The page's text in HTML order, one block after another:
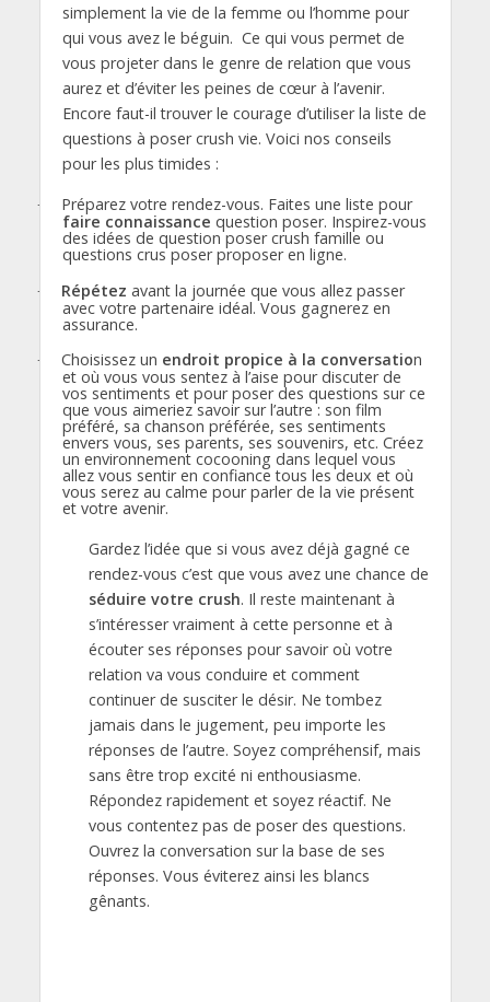
simplement la vie de la femme ou l’homme pour
qui vous avez le béguin. Ce qui vous permet de
vous projeter dans le genre de relation que vous
aurez et d’éviter les peines de cœur à l’avenir.
Encore faut-il trouver le courage d’utiliser la liste de
questions à poser crush vie. Voici nos conseils
pour les plus timides :
·
Préparez votre rendez-vous. Faites une liste pour
faire connaissance question poser. Inspirez-vous
des idées de question poser crush famille ou
questions crus poser proposer en ligne.
· Répétez avant la journée que vous allez passer
avec votre partenaire idéal. Vous gagnerez en
assurance.
· Choisissez un endroit propice à la conversation
et où vous vous sentez à l’aise pour discuter de
vos sentiments et pour poser des questions sur ce
que vous aimeriez savoir sur l’autre : son film
préféré, sa chanson préférée, ses sentiments
envers vous, ses parents, ses souvenirs, etc. Créez
un environnement cocooning dans lequel vous
allez vous sentir en confiance tous les deux et où
vous serez au calme pour parler de la vie présent
et votre avenir.
Gardez l’idée que si vous avez déjà gagné ce
rendez-vous c’est que vous avez une chance de
séduire votre crush. Il reste maintenant à
s’intéresser vraiment à cette personne et à
écouter ses réponses pour savoir où votre
relation va vous conduire et comment
continuer de susciter le désir. Ne tombez
jamais dans le jugement, peu importe les
réponses de l’autre. Soyez compréhensif, mais
sans être trop excité ni enthousiasme.
Répondez rapidement et soyez réactif. Ne
vous contentez pas de poser des questions.
Ouvrez la conversation sur la base de ses
réponses. Vous éviterez ainsi les blancs
gênants.